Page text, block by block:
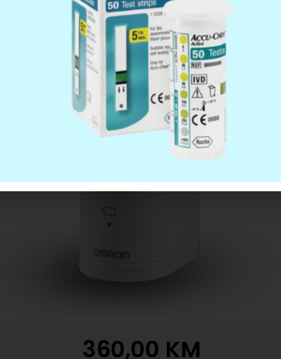
360,00 KM